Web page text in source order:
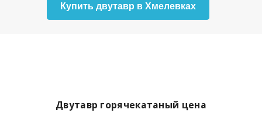
Купить двутавр в Хмелевках
Двутавр горячекатаный цена